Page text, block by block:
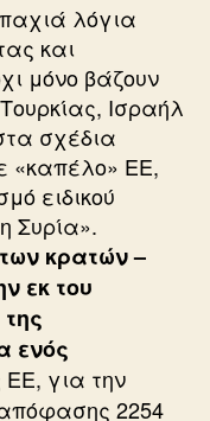
λόγια
και
μόνο βάζουν
Ισραήλ
σχέδια
«καπέλο» ΕΕ,
ειδικού
Συρία».
κρατών –
εκ του
ενός
ΕΕ, για την
2254